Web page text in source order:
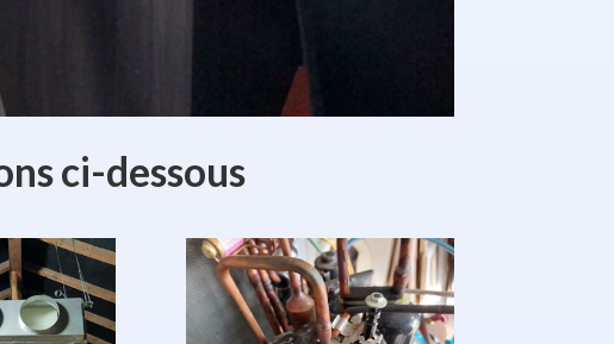
ci-dessous